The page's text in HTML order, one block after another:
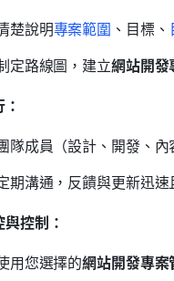
楚說明專案範圍 、目標、
定路線圖，建立網站開發
隊成員（設計、開發、內
期溝通，反饋與更新迅速
控制：
用您選擇的網站開發專案